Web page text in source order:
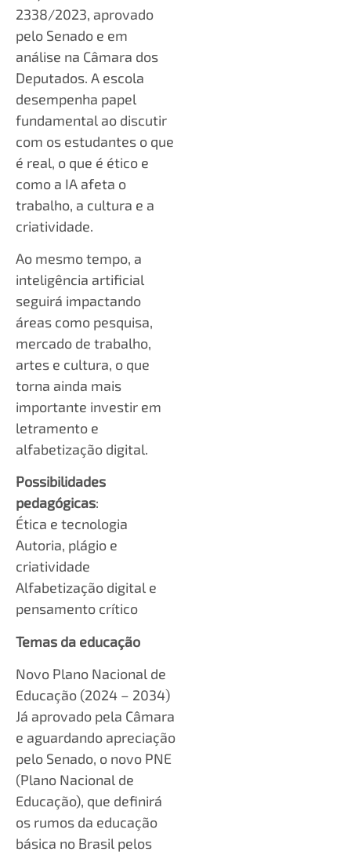
2338/2023, aprovado
pelo Senado e em
análise na Câmara dos
Deputados. A escola
desempenha papel
fundamental ao discutir
com os estudantes o que
é real, o que é ético e
como a IA afeta o
trabalho, a cultura e a
criatividade.
Ao mesmo tempo, a
inteligência artificial
seguirá impactando
áreas como pesquisa,
mercado de trabalho,
artes e cultura, o que
torna ainda mais
importante investir em
letramento e
alfabetização digital.
Possibilidades
pedagógicas:
Ética e tecnologia
Autoria, plágio e
criatividade
Alfabetização digital e
pensamento crítico
Temas da educação
Novo Plano Nacional de
Educação (2024 – 2034)
Já aprovado pela Câmara
e aguardando apreciação
pelo Senado, o novo PNE
(Plano Nacional de
Educação), que definirá
os rumos da educação
básica no Brasil pelos